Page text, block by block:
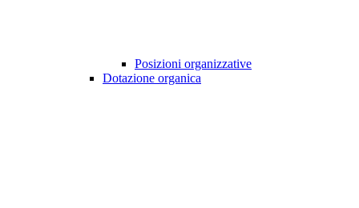
Posizioni organizzative
Dotazione organica